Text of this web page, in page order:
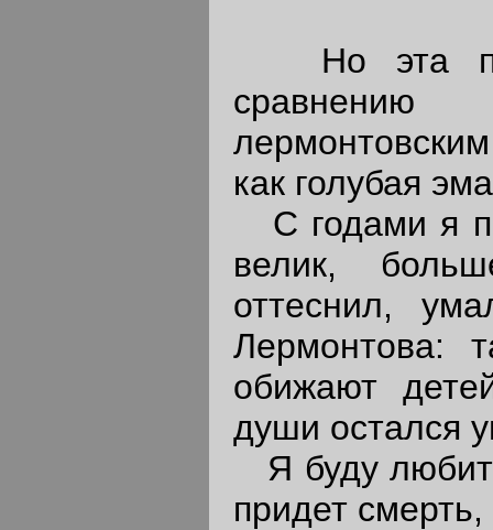
Но эта
как голубая
С годами я
велик,
оттеснил,
Лермонтова:
обижают
души остался
Я буду
придет